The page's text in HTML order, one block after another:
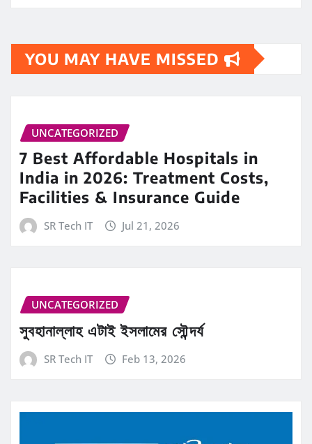
YOU MAY HAVE MISSED
UNCATEGORIZED
7 Best Affordable Hospitals in
India in 2026: Treatment Costs,
Facilities & Insurance Guide
SR Tech IT Jul 21, 2026
UNCATEGORIZED
সুবহানাল্লাহ এটাই ইসলামের সৌন্দর্য
SR Tech IT Feb 13, 2026